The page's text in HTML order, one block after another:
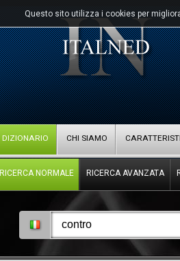
Questo sito utilizza i cookies per
DIZIONARIO CHI SIAMO
RICERCA NORMALE RICERCA AVANZATA